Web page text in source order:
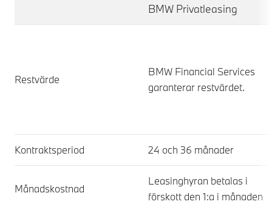
BMW Privatleasing
Restvärde
BMW Financial Services
garanterar restvärdet.
Kontraktsperiod 24 och 36 månader
Månadskostnad
Leasinghyran betalas i
förskott den 1:a i månaden